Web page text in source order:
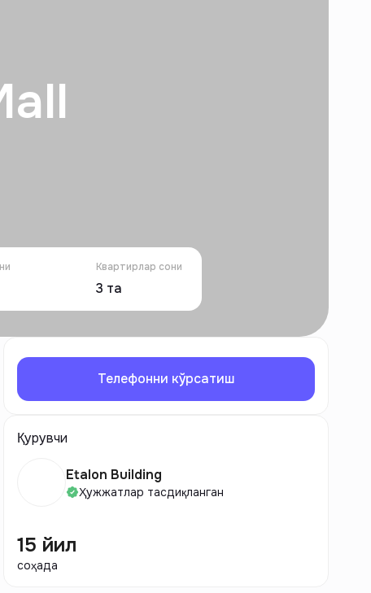
Квартирлар сони
3 та
Телефонни кўрсатиш
Қурувчи
Etalon Building
Ҳужжатлар тасдиқланган
15 йил
соҳада